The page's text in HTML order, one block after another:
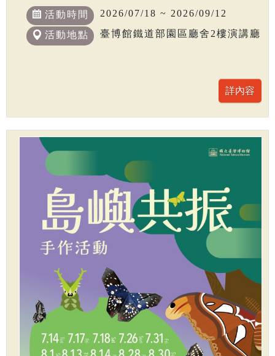
活動時間 2026/07/18 ~ 2026/09/12
活動地點 臺博館鐵道部園區廳舍2樓演講廳